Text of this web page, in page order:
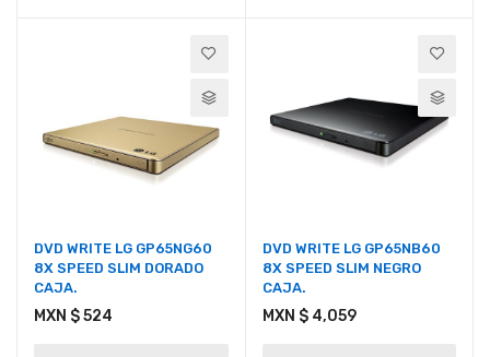
DVD WRITE LG GP65NG60
8X SPEED SLIM DORADO
CAJA.
MXN $ 524
DVD WRITE LG GP65NB60
8X SPEED SLIM NEGRO
CAJA.
MXN $ 4,059